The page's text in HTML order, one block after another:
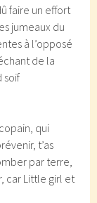
faire un effort
jumeaux du
à l’opposé
de la
soif
qui
t’as
par terre,
car Little girl et